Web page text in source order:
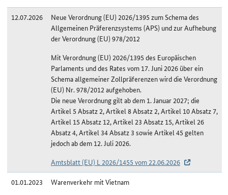
12.07.2026
Neue Verordnung (EU) 2026/1395 zum Schema des
Allgemeinen Präferenzsystems (APS) und zur Aufhebung
der Verordnung (EU) 978/2012
Mit Verordnung (EU) 2026/1395 des Europäischen
Parlaments und des Rates vom 17. Juni 2026 über ein
Schema allgemeiner Zollpräferenzen wird die Verordnung
(EU) Nr. 978/2012 aufgehoben.
Die neue Verordnung gilt ab dem 1. Januar 2027; die
Artikel 5 Absatz 2, Artikel 8 Absatz 2, Artikel 10 Absatz 7,
Artikel 15 Absatz 12, Artikel 23 Absatz 15, Artikel 26
Absatz 4, Artikel 34 Absatz 3 sowie Artikel 45 gelten
jedoch ab dem 12. Juli 2026.
Amtsblatt (EU) L 2026/1455 vom 22.06.2026
01.01.2023
Warenverkehr mit Vietnam